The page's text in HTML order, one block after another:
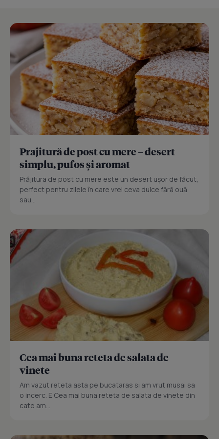
Prajitură de post cu mere – desert
simplu, pufos și aromat
Prăjitura de post cu mere este un desert ușor de făcut,
perfect pentru zilele în care vrei ceva dulce fără ouă
sau...
Cea mai buna reteta de salata de
vinete
Am vazut reteta asta pe bucataras si am vrut musai sa
o incerc. E Cea mai buna reteta de salata de vinete din
cate am...